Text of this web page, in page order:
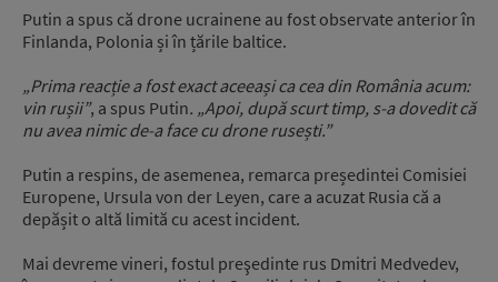
Putin a spus că drone ucrainene au fost observate anterior în
Finlanda, Polonia și în țările baltice.
„Prima reacție a fost exact aceeași ca cea din România acum:
vin rușii”, a spus Putin. „Apoi, după scurt timp, s-a dovedit că
nu avea nimic de-a face cu drone rusești.”
Putin a respins, de asemenea, remarca președintei Comisiei
Europene, Ursula von der Leyen, care a acuzat Rusia că a
depășit o altă limită cu acest incident.
Mai devreme vineri, fostul preşedinte rus Dmitri Medvedev,